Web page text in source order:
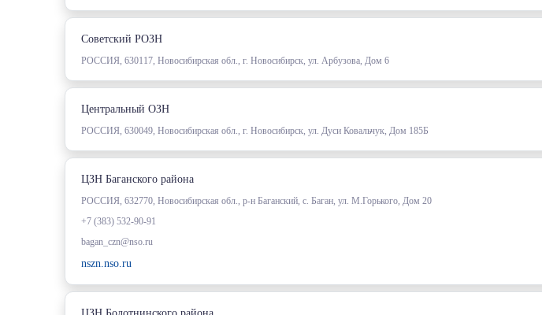
Советский РОЗН
РОССИЯ, 630117, Новосибирская обл., г. Новосибирск, ул. Арбузова, Дом 6
Центральный ОЗН
РОССИЯ, 630049, Новосибирская обл., г. Новосибирск, ул. Дуси Ковальчук, Дом 185Б
ЦЗН Баганского района
РОССИЯ, 632770, Новосибирская обл., р-н Баганский, с. Баган, ул. М.Горького, Дом 20
+7 (383) 532-90-91
bagan_czn@nso.ru
nszn.nso.ru